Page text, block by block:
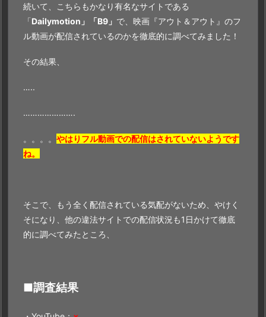
続いて、こちらもかなり有名なサイトである
「Dailymotion」「B9」 で、映画『アウト＆アウト』のフ
ル動画が配信されているのかを徹底的に調べてみました！
その結果、
…..
………………….
。。。。 やはりフル動画での配信はされていないようです
ね。
そこで、もう全く配信されている気配がないため、やけく
そになり、他の違法サイトでの配信状況も1日かけて徹底
的に調べてみたところ、
■調査結果